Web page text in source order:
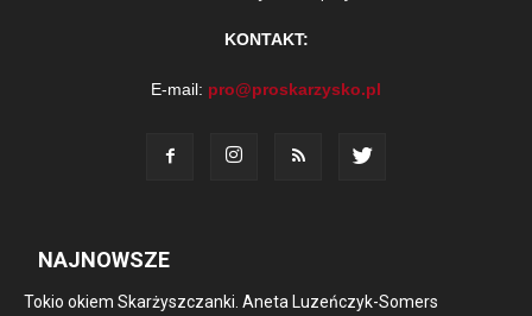
KONTAKT:
E-mail: pro@proskarzysko.pl
NAJNOWSZE
Tokio okiem Skarżyszczanki. Aneta Luzeńczyk-Somers